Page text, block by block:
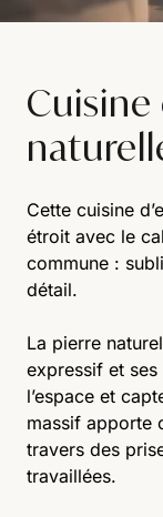
Cette cuisine
étroit avec le
commune :
détail.
La pierre
expressif et
l’espace et
massif apporte
travers des
travaillées.